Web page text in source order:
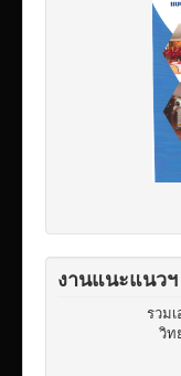
งานแนะแนวฯ
รวม
วิท